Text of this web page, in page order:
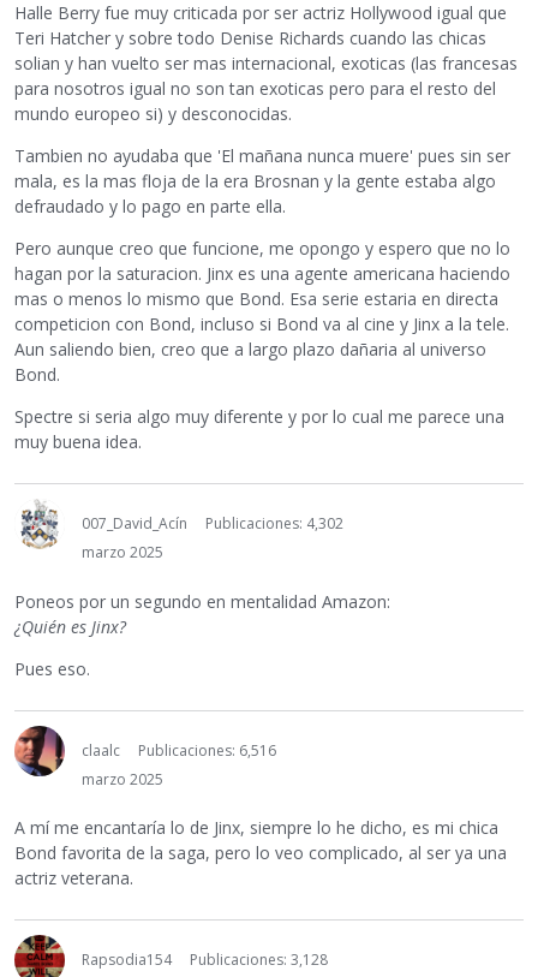
Halle Berry fue muy criticada por ser actriz Hollywood igual que
Teri Hatcher y sobre todo Denise Richards cuando las chicas
solian y han vuelto ser mas internacional, exoticas (las francesas
para nosotros igual no son tan exoticas pero para el resto del
mundo europeo si) y desconocidas.
Tambien no ayudaba que 'El mañana nunca muere' pues sin ser
mala, es la mas floja de la era Brosnan y la gente estaba algo
defraudado y lo pago en parte ella.
Pero aunque creo que funcione, me opongo y espero que no lo
hagan por la saturacion. Jinx es una agente americana haciendo
mas o menos lo mismo que Bond. Esa serie estaria en directa
competicion con Bond, incluso si Bond va al cine y Jinx a la tele.
Aun saliendo bien, creo que a largo plazo dañaria al universo
Bond.
Spectre si seria algo muy diferente y por lo cual me parece una
muy buena idea.
007_David_Acín
Publicaciones: 4,302
marzo 2025
Poneos por un segundo en mentalidad Amazon:
¿Quién es Jinx?
Pues eso.
claalc
Publicaciones: 6,516
marzo 2025
A mí me encantaría lo de Jinx, siempre lo he dicho, es mi chica
Bond favorita de la saga, pero lo veo complicado, al ser ya una
actriz veterana.
Rapsodia154
Publicaciones: 3,128